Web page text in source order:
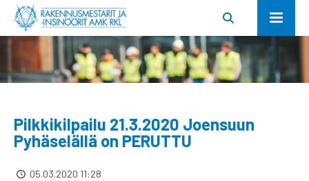
Pilkkikilpailu 21.3.2020 Joensuun
Pyhäselällä on PERUTTU
05.03.2020 11:28